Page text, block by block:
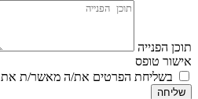
תוכן הפנייה
אישור טופס
בשליחת הפרטים את/ה מאשר/ת את
שליחה